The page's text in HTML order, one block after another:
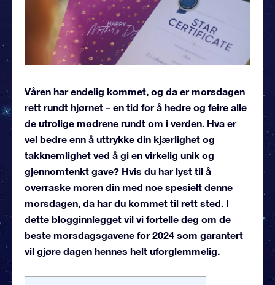
Våren har endelig kommet, og da er morsdagen
rett rundt hjørnet – en tid for å hedre og feire alle
de utrolige mødrene rundt om i verden. Hva er
vel bedre enn å uttrykke din kjærlighet og
takknemlighet ved å gi en virkelig unik og
gjennomtenkt gave? Hvis du har lyst til å
overraske moren din med noe spesielt denne
morsdagen, da har du kommet til rett sted. I
dette blogginnlegget vil vi fortelle deg om de
beste morsdagsgavene for 2024 som garantert
vil gjøre dagen hennes helt uforglemmelig.